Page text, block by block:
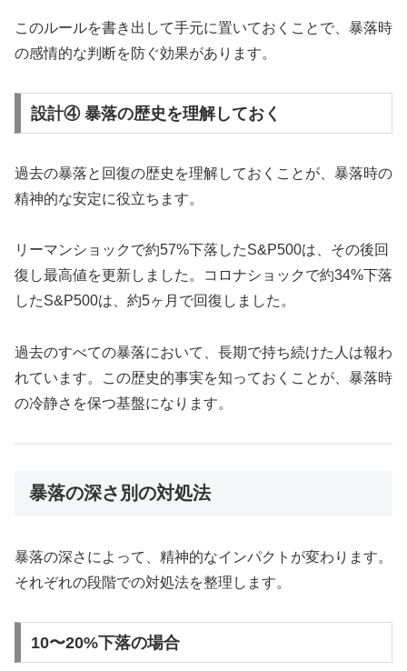
このルールを書き出して手元に置いておくことで、暴落時
の感情的な判断を防ぐ効果があります。
設計④ 暴落の歴史を理解しておく
過去の暴落と回復の歴史を理解しておくことが、暴落時の
精神的な安定に役立ちます。
リーマンショックで約57%下落したS&P500は、その後回
復し最高値を更新しました。コロナショックで約34%下落
したS&P500は、約5ヶ月で回復しました。
過去のすべての暴落において、長期で持ち続けた人は報わ
れています。この歴史的事実を知っておくことが、暴落時
の冷静さを保つ基盤になります。
暴落の深さ別の対処法
暴落の深さによって、精神的なインパクトが変わります。
それぞれの段階での対処法を整理します。
10〜20%下落の場合